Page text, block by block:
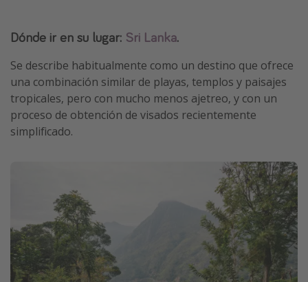
Dónde ir en su lugar: Sri Lanka.
Se describe habitualmente como un destino que ofrece
una combinación similar de playas, templos y paisajes
tropicales, pero con mucho menos ajetreo, y con un
proceso de obtención de visados recientemente
simplificado.